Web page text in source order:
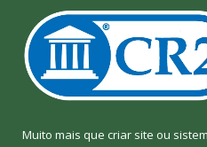
Muito mais que criar site ou